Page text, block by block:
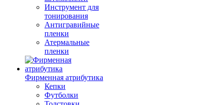
Инструмент для
тонирования
Антигравийные
пленки
Атермальные
пленки
Фирменная атрибутика
Кепки
Футболки